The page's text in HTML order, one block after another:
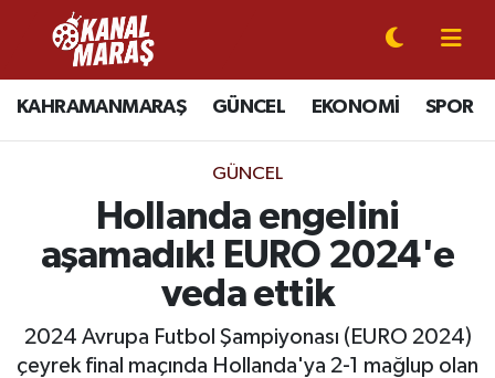
KAHRAMANMARAŞ GÜNCEL EKONOMİ SPOR
GÜNCEL
Hollanda engelini
aşamadık! EURO 2024'e
veda ettik
2024 Avrupa Futbol Şampiyonası (EURO 2024)
çeyrek final maçında Hollanda'ya 2-1 mağlup olan
CANLI YAYIN
KAHRAMANMARAŞ
SPOR
EKONOMİ
Kahramanmaraş Nöbetçi Eczaneler
Kahramanmaraş Hava Durumu
Kahramanmaraş Trafik Yoğunluk Haritası
Süper Lig Puan Durumu ve Fikstür
Tüm Manşetler